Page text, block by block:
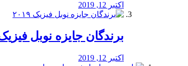
اکتبر 12, 2019
برندگان جایزه نوبل فیزیک
اکتبر 12, 2019